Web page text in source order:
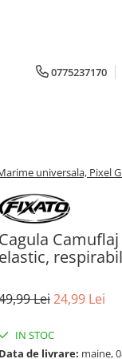
0775237170
universala, Pixel
Cagula
elastic,
Lei24,99 Lei
IN STOC
Data de livrare: maine,